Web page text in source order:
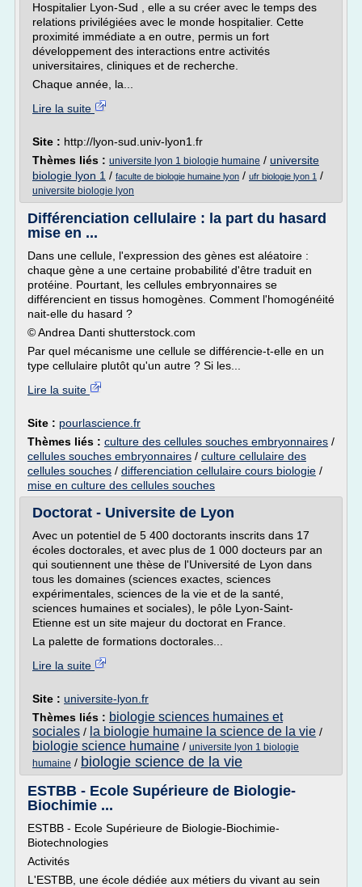
Hospitalier Lyon-Sud , elle a su créer avec le temps des
relations privilégiées avec le monde hospitalier. Cette
proximité immédiate a en outre, permis un fort
développement des interactions entre activités
universitaires, cliniques et de recherche.
Chaque année, la...
Lire la suite
Site : http://lyon-sud.univ-lyon1.fr
Thèmes liés : universite lyon 1 biologie humaine / universite
biologie lyon 1 / faculte de biologie humaine lyon / ufr biologie lyon 1 /
universite biologie lyon
Différenciation cellulaire : la part du hasard
mise en ...
Dans une cellule, l'expression des gènes est aléatoire :
chaque gène a une certaine probabilité d'être traduit en
protéine. Pourtant, les cellules embryonnaires se
différencient en tissus homogènes. Comment l'homogénéité
nait-elle du hasard ?
© Andrea Danti shutterstock.com
Par quel mécanisme une cellule se différencie-t-elle en un
type cellulaire plutôt qu'un autre ? Si les...
Lire la suite
Site : pourlascience.fr
Thèmes liés : culture des cellules souches embryonnaires /
cellules souches embryonnaires / culture cellulaire des
cellules souches / differenciation cellulaire cours biologie /
mise en culture des cellules souches
Doctorat - Universite de Lyon
Avec un potentiel de 5 400 doctorants inscrits dans 17
écoles doctorales, et avec plus de 1 000 docteurs par an
qui soutiennent une thèse de l'Université de Lyon dans
tous les domaines (sciences exactes, sciences
expérimentales, sciences de la vie et de la santé,
sciences humaines et sociales), le pôle Lyon-Saint-
Etienne est un site majeur du doctorat en France.
La palette de formations doctorales...
Lire la suite
Site : universite-lyon.fr
Thèmes liés : biologie sciences humaines et
sociales / la biologie humaine la science de la vie /
biologie science humaine / universite lyon 1 biologie
humaine / biologie science de la vie
ESTBB - Ecole Supérieure de Biologie-
Biochimie ...
ESTBB - Ecole Supérieure de Biologie-Biochimie-
Biotechnologies
Activités
L'ESTBB, une école dédiée aux métiers du vivant au sein